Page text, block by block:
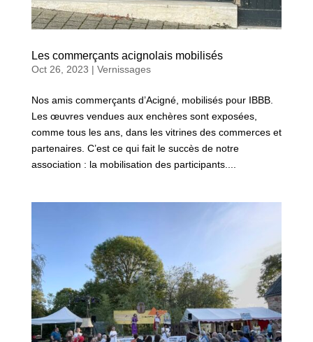
Les commerçants acignolais mobilisés
Oct 26, 2023 | Vernissages
Nos amis commerçants d’Acigné, mobilisés pour IBBB.
Les œuvres vendues aux enchères sont exposées,
comme tous les ans, dans les vitrines des commerces et
partenaires. C’est ce qui fait le succès de notre
association : la mobilisation des participants....